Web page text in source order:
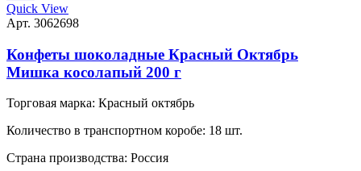
Quick View
Арт. 3062698
Конфеты шоколадные Красный Октябрь
Мишка косолапый 200 г
Торговая марка: Красный октябрь
Количество в транспортном коробе: 18 шт.
Страна производства: Россия